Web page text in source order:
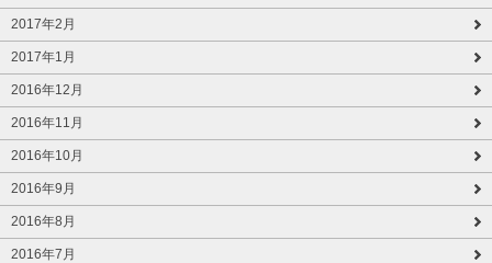
2017年2月
2017年1月
2016年12月
2016年11月
2016年10月
2016年9月
2016年8月
2016年7月